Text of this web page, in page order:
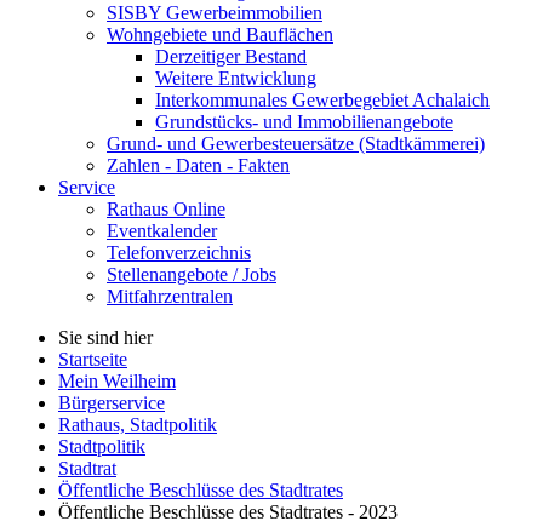
SISBY Gewerbeimmobilien
Wohngebiete und Bauflächen
Derzeitiger Bestand
Weitere Entwicklung
Interkommunales Gewerbegebiet Achalaich
Grundstücks- und Immobilienangebote
Grund- und Gewerbesteuersätze (Stadtkämmerei)
Zahlen - Daten - Fakten
Service
Rathaus Online
Eventkalender
Telefonverzeichnis
Stellenangebote / Jobs
Mitfahrzentralen
Sie sind hier
Startseite
Mein Weilheim
Bürgerservice
Rathaus, Stadtpolitik
Stadtpolitik
Stadtrat
Öffentliche Beschlüsse des Stadtrates
Öffentliche Beschlüsse des Stadtrates - 2023